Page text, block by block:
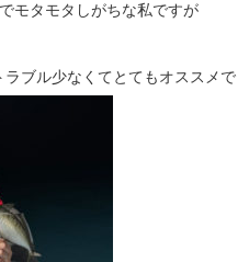
モタモタしがちな私ですが
ブル少なくてとてもオススメで